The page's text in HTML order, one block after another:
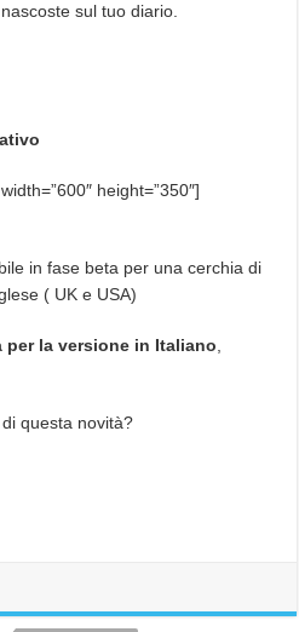
sul tuo diario.
height=”350″]
in fase beta per una cerchia di
( UK e USA)
per la versione in Italiano
questa novità?